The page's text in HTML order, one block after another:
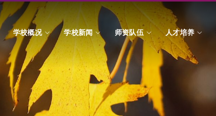
学校概况 学校新闻 师资队伍 人才培养